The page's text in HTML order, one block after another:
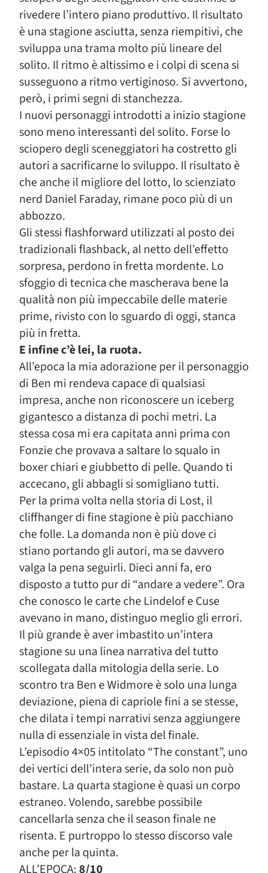
rivedere l’intero piano produttivo. Il risultato
è una stagione asciutta, senza riempitivi, che
sviluppa una trama molto più lineare del
solito. Il ritmo è altissimo e i colpi di scena si
susseguono a ritmo vertiginoso. Si avvertono,
però, i primi segni di stanchezza.
I nuovi personaggi introdotti a inizio stagione
sono meno interessanti del solito. Forse lo
sciopero degli sceneggiatori ha costretto gli
autori a sacrificarne lo sviluppo. Il risultato è
che anche il migliore del lotto, lo scienziato
nerd Daniel Faraday, rimane poco più di un
abbozzo.
Gli stessi flashforward utilizzati al posto dei
tradizionali flashback, al netto dell’effetto
sorpresa, perdono in fretta mordente. Lo
sfoggio di tecnica che mascherava bene la
qualità non più impeccabile delle materie
prime, rivisto con lo sguardo di oggi, stanca
più in fretta.
E infine c’è lei, la ruota.
All’epoca la mia adorazione per il personaggio
di Ben mi rendeva capace di qualsiasi
impresa, anche non riconoscere un iceberg
gigantesco a distanza di pochi metri. La
stessa cosa mi era capitata anni prima con
Fonzie che provava a saltare lo squalo in
boxer chiari e giubbetto di pelle. Quando ti
accecano, gli abbagli si somigliano tutti.
Per la prima volta nella storia di Lost, il
cliffhanger di fine stagione è più pacchiano
che folle. La domanda non è più dove ci
stiano portando gli autori, ma se davvero
valga la pena seguirli. Dieci anni fa, ero
disposto a tutto pur di “andare a vedere”. Ora
che conosco le carte che Lindelof e Cuse
avevano in mano, distinguo meglio gli errori.
Il più grande è aver imbastito un’intera
stagione su una linea narrativa del tutto
scollegata dalla mitologia della serie. Lo
scontro tra Ben e Widmore è solo una lunga
deviazione, piena di capriole fini a se stesse,
che dilata i tempi narrativi senza aggiungere
nulla di essenziale in vista del finale.
L’episodio 4×05 intitolato “The constant”, uno
dei vertici dell’intera serie, da solo non può
bastare. La quarta stagione è quasi un corpo
estraneo. Volendo, sarebbe possibile
cancellarla senza che il season finale ne
risenta. E purtroppo lo stesso discorso vale
anche per la quinta.
ALL’EPOCA:8/10